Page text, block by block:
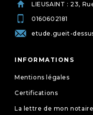
LIEUSAINT : 23,
0160602181
etude.gueit-
INFORMATIONS
Mentions légales
Certifications
La lettre de mon notaire